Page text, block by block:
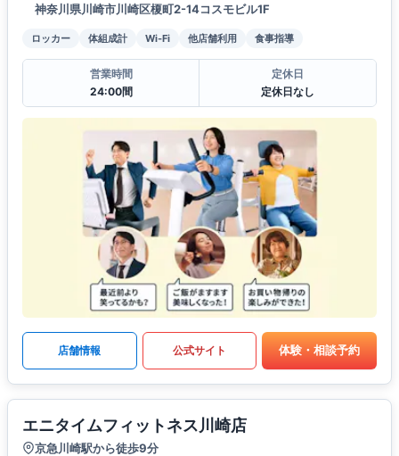
神奈川県川崎市川崎区榎町2-14コスモビル1F
ロッカー 体組成計 Wi-Fi 他店舗利用 食事指導
営業時間
24:00間
定休日
定休日なし
店舗情報 公式サイト 体験・相談予約
エニタイムフィットネス川崎店
京急川崎駅から徒歩9分